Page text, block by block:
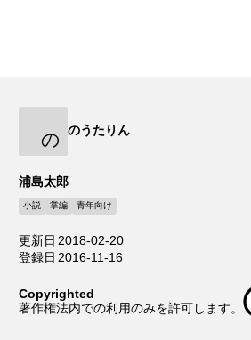
の のうたりん
浦島太郎
小説 掌編 青年向け
更新日 2018-02-20
登録日 2016-11-16
Copyrighted
著作権法内での利用のみを許可します。